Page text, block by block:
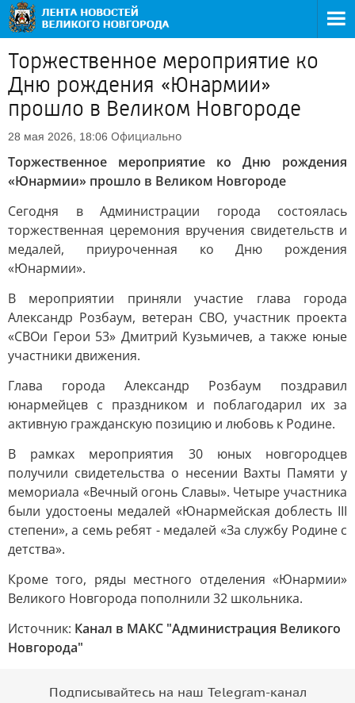
Торжественное мероприятие ко
Дню рождения «Юнармии»
прошло в Великом Новгороде
28 мая 2026, 18:06 Официально
Торжественное мероприятие ко Дню рождения
«Юнармии» прошло в Великом Новгороде
Сегодня в Администрации города состоялась
торжественная церемония вручения свидетельств и
медалей, приуроченная ко Дню рождения
«Юнармии».
В мероприятии приняли участие глава города
Александр Розбаум, ветеран СВО, участник проекта
«СВОи Герои 53» Дмитрий Кузьмичев, а также юные
участники движения.
Глава города Александр Розбаум поздравил
юнармейцев с праздником и поблагодарил их за
активную гражданскую позицию и любовь к Родине.
В рамках мероприятия 30 юных новгородцев
получили свидетельства о несении Вахты Памяти у
мемориала «Вечный огонь Славы». Четыре участника
были удостоены медалей «Юнармейская доблесть III
степени», а семь ребят - медалей «За службу Родине с
детства».
Кроме того, ряды местного отделения «Юнармии»
Великого Новгорода пополнили 32 школьника.
Источник: Канал в МАКС "Администрация Великого
Новгорода"
Подписывайтесь на наш Telegram-канал